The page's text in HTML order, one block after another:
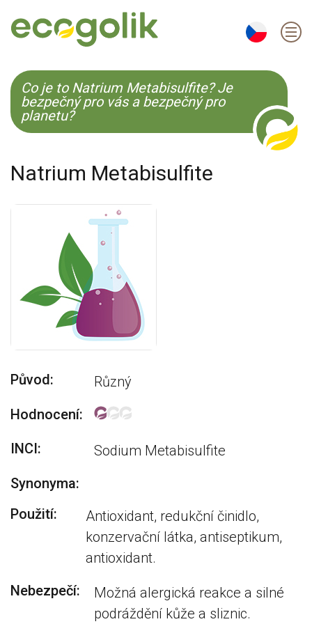
EN ES CS KO
Co je to Natrium Metabisulfite? Je
bezpečný pro vás a bezpečný pro
planetu?
Natrium Metabisulfite
Původ:
Různý
Hodnocení:
INCI:
Sodium Metabisulfite
Synonyma:
Použití:
Antioxidant, redukční činidlo,
konzervační látka, antiseptikum,
antioxidant.
Nebezpečí:
Možná alergická reakce a silné
podráždění kůže a sliznic.